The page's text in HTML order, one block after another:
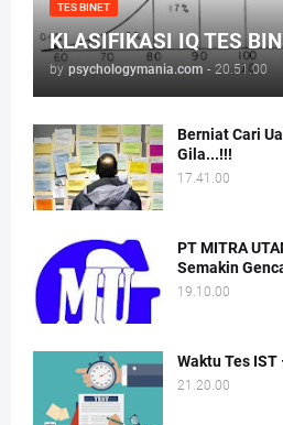
TES BINET
KLASIFIKASI IQ TES
by psychologymania.com - 20.51.00
Berniat Cari
Gila...!!!
17.41.00
PT MITRA
Semakin
19.10.00
Waktu Tes
21.20.00